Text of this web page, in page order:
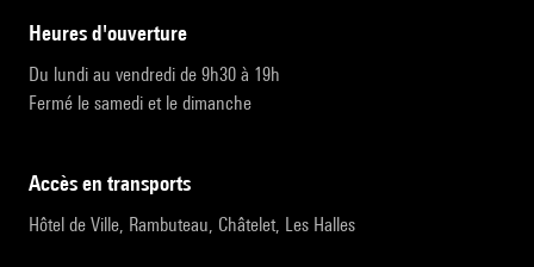
heures d'ouverture
Du lundi au vendredi de 9h30 à 19h
Fermé le samedi et le dimanche
accès en transports
Hôtel de Ville, Rambuteau, Châtelet, Les Halles